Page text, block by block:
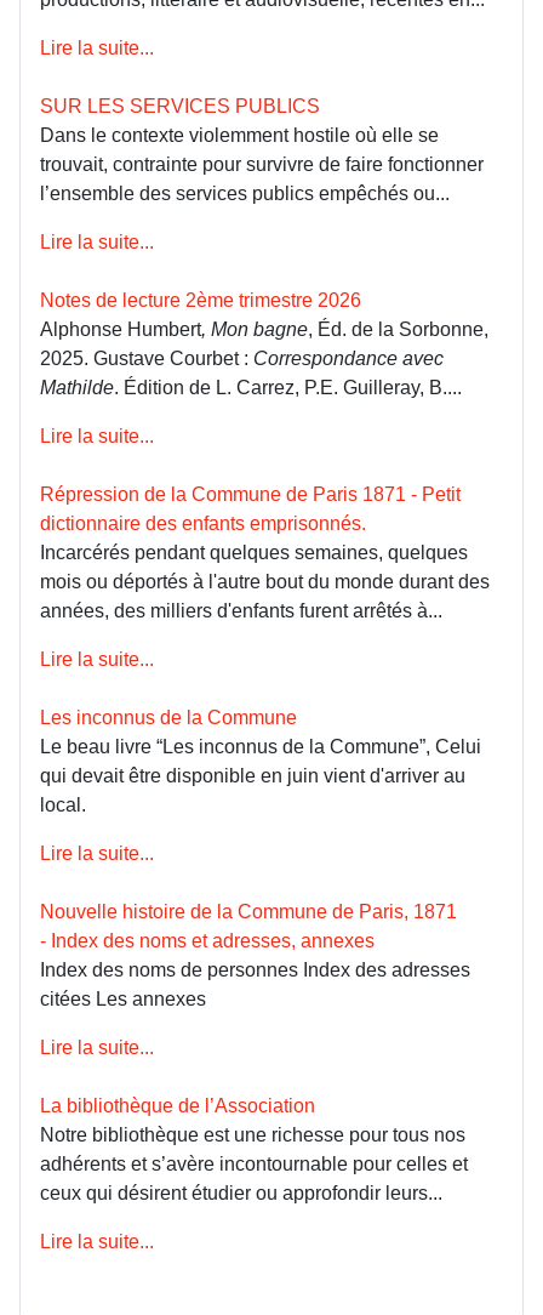
Lire la suite...
SUR LES SERVICES PUBLICS
Dans le contexte violemment hostile où elle se
trouvait, contrainte pour survivre de faire fonctionner
l’ensemble des services publics empêchés ou...
Lire la suite...
Notes de lecture 2ème trimestre 2026
Alphonse Humbert, Mon bagne, Éd. de la Sorbonne,
2025. Gustave Courbet : Correspondance avec
Mathilde. Édition de L. Carrez, P.E. Guilleray, B....
Lire la suite...
Répression de la Commune de Paris 1871 - Petit
dictionnaire des enfants emprisonnés.
Incarcérés pendant quelques semaines, quelques
mois ou déportés à l'autre bout du monde durant des
années, des milliers d'enfants furent arrêtés à...
Lire la suite...
Les inconnus de la Commune
Le beau livre “Les inconnus de la Commune”, Celui
qui devait être disponible en juin vient d'arriver au
local.
Lire la suite...
Nouvelle histoire de la Commune de Paris, 1871
- Index des noms et adresses, annexes
Index des noms de personnes Index des adresses
citées Les annexes
Lire la suite...
La bibliothèque de l’Association
Notre bibliothèque est une richesse pour tous nos
adhérents et s’avère incontournable pour celles et
ceux qui désirent étudier ou approfondir leurs...
Lire la suite...